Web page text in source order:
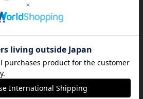
ボードゲーム会
23:00
毎週火曜&金曜】